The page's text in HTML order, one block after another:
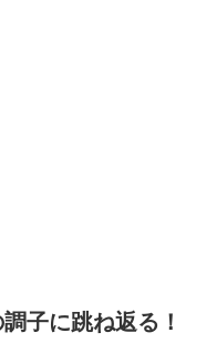
子に跳ね返る！